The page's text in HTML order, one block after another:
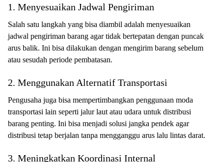
1. Menyesuaikan Jadwal Pengiriman
Salah satu langkah yang bisa diambil adalah menyesuaikan
jadwal pengiriman barang agar tidak bertepatan dengan puncak
arus balik. Ini bisa dilakukan dengan mengirim barang sebelum
atau sesudah periode pembatasan.
2. Menggunakan Alternatif Transportasi
Pengusaha juga bisa mempertimbangkan penggunaan moda
transportasi lain seperti jalur laut atau udara untuk distribusi
barang penting. Ini bisa menjadi solusi jangka pendek agar
distribusi tetap berjalan tanpa mengganggu arus lalu lintas darat.
3. Meningkatkan Koordinasi Internal